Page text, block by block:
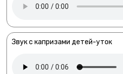
Звук с капризами детей-уток